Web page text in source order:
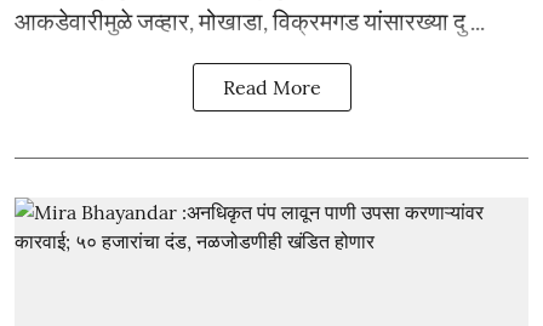
आकडेवारीमुळे जव्हार, मोखाडा, विक्रमगड यांसारख्या दु ...
Read More